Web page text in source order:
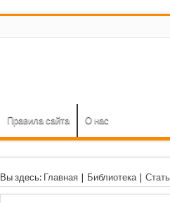
Правила сайта О нас
Вы здесь: Главная| Библиотека|